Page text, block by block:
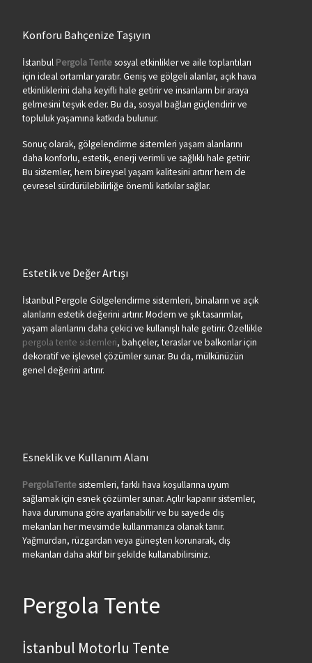
Konforu Bahçenize Taşıyın
İstanbul Pergola Tentesosyal etkinlikler ve aile toplantıları
için ideal ortamlar yaratır. Geniş ve gölgeli alanlar, açık hava
etkinliklerini daha keyifli hale getirir ve insanların bir araya
gelmesini teşvik eder. Bu da, sosyal bağları güçlendirir ve
topluluk yaşamına katkıda bulunur.
Sonuç olarak, gölgelendirme sistemleri yaşam alanlarını
daha konforlu, estetik, enerji verimli ve sağlıklı hale getirir.
Bu sistemler, hem bireysel yaşam kalitesini artırır hem de
çevresel sürdürülebilirliğe önemli katkılar sağlar.
Estetik ve Değer Artışı
İstanbul Pergole Gölgelendirme sistemleri, binaların ve açık
alanların estetik değerini artırır. Modern ve şık tasarımlar,
yaşam alanlarını daha çekici ve kullanışlı hale getirir. Özellikle
pergola tente sistemleri, bahçeler, teraslar ve balkonlar için
dekoratif ve işlevsel çözümler sunar. Bu da, mülkünüzün
genel değerini artırır.
Esneklik ve Kullanım Alanı
PergolaTentesistemleri, farklı hava koşullarına uyum
sağlamak için esnek çözümler sunar. Açılır kapanır sistemler,
hava durumuna göre ayarlanabilir ve bu sayede dış
mekanları her mevsimde kullanmanıza olanak tanır.
Yağmurdan, rüzgardan veya güneşten korunarak, dış
mekanları daha aktif bir şekilde kullanabilirsiniz.
Pergola Tente
İstanbul Motorlu Tente